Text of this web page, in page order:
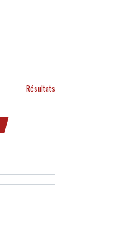
Résultats